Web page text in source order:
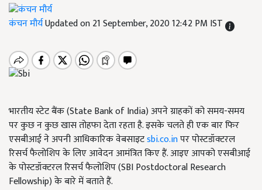
कंचन मौर्यUpdated on 21 September, 2020 12:42 PM IST
भारतीय स्टेट बैंक (State Bank of India) अपने ग्राहकों को समय-समय
पर कुछ न कुछ खास तोहफा देता रहता है. इसके चलते ही एक बार फिर
एसबीआई ने अपनी आधिकारिक वेबसाइटsbi.co.inपर पोस्टडॉक्टरल
रिसर्च फैलोशिप के लिए आवेदन आमंत्रित किए हैं. आइए आपको एसबीआई
के पोस्टडॉक्टरल रिसर्च फैलोशिप (SBI Postdoctoral Research
Fellowship) के बारे में बताते हैं.